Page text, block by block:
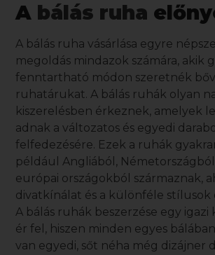
A bálás ruha
A bálás ruha vásárlása egyre
megoldás mindazok számára, akik
fenntartható módon szeretnék
ruhatárukat. A bálás ruhák olyan
kiszerelésben érkeznek, amelyek
adnak a változatos és egyedi
felfedezésére. Ezek a ruhák
például Angliából,
európai országokból származnak,
divatkínálat és a különféle stílusok
A bálás ruhák beszerzése egy igazi
ér fel, hiszen minden egyes
van egyedi, sőt néha még dizájner